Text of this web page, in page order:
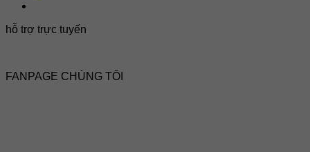
hỗ trợ trực tuyến
FANPAGE CHÚNG TÔI